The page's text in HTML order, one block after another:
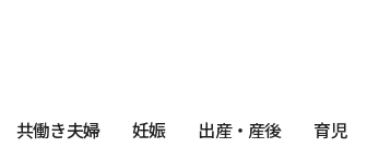
共働き夫婦 妊娠 出産・産後 育児